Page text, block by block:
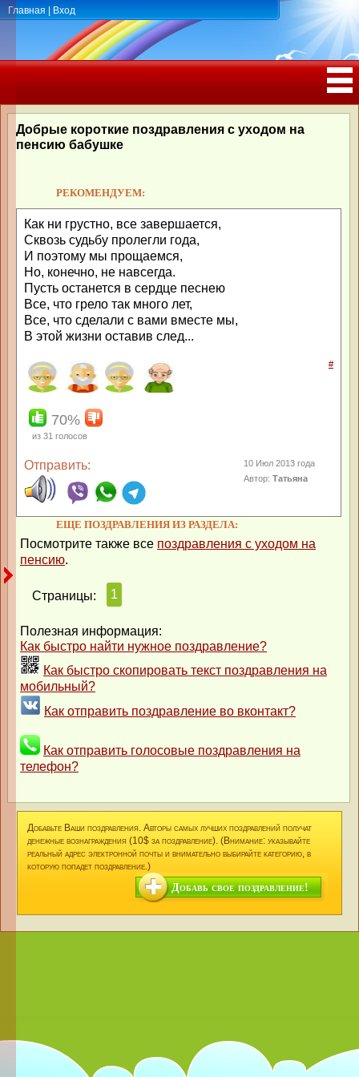
Главная Вход
РОЖДЕНИЯ, ЮБИЛЕЕМ
Добрые короткие поздравления с уходом на
пенсию бабушке
РЕКОМЕНДУЕМ:
Как ни грустно, все завершается,
Сквозь судьбу пролегли года,
И поэтому мы прощаемся,
Но, конечно, не навсегда.
Пусть останется в сердце песнею
Все, что грело так много лет,
Все, что сделали с вами вместе мы,
В этой жизни оставив след...
#
70%
из 31 голосов
Отправить:
10 Июл 2013 года
Автор:Татьяна
ЕЩЕ ПОЗДРАВЛЕНИЯ ИЗ РАЗДЕЛА:
Посмотрите также все поздравления с уходом на
пенсию.
Страницы: 1
Полезная информация:
Как быстро найти нужное поздравление?
Как быстро скопировать текст поздравления на
мобильный?
Как отправить поздравление во вконтакт?
Как отправить голосовые поздравления на
телефон?
Добавьте Ваши поздравления. Авторы самых лучших поздравлений получат
денежные вознаграждения (10$ за поздравление). (Внимание: указывайте
реальный адрес электронной почты и внимательно выбирайте категорию, в
которую попадет поздравление.)
Добавь свое поздравление!